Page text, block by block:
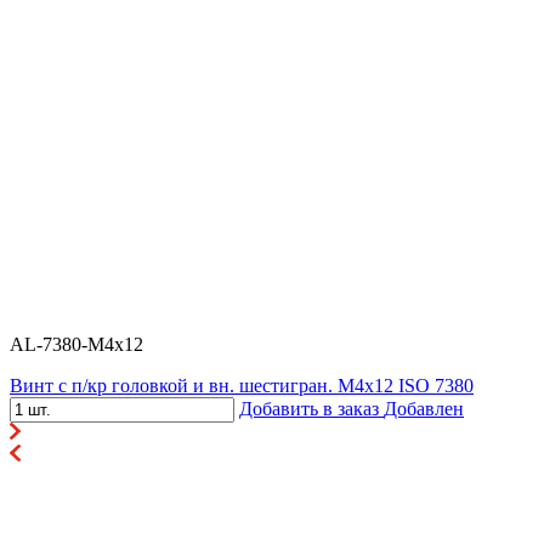
AL-7380-M4x12
Винт с п/кр головкой и вн. шестигран. М4x12 ISO 7380
Добавить в заказ Добавлен